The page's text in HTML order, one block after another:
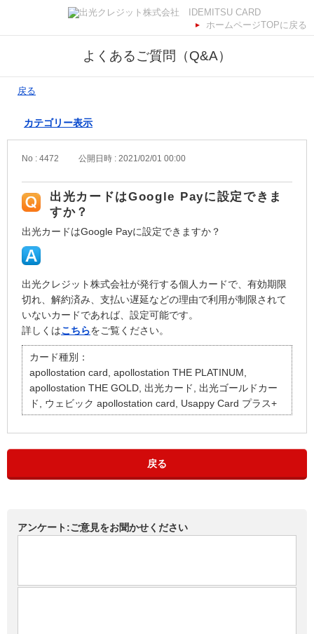
ホームページTOPに戻る
よくあるご質問（Q&A）
戻る
カテゴリー表示
No : 4472 公開日時 : 2021/02/01 00:00
出光カードはGoogle Payに設定できま
すか？
出光カードはGoogle Payに設定できますか？
出光クレジット株式会社が発行する個人カードで、有効期限
切れ、解約済み、支払い遅延などの理由で利用が制限されて
いないカードであれば、設定可能です。
詳しくはこちらをご覧ください。
カード種別：
apollostation card, apollostation THE PLATINUM,
apollostation THE GOLD, 出光カード, 出光ゴールドカー
ド, ウェビック apollostation card, Usappy Card プラス+
戻る
アンケート:ご意見をお聞かせください